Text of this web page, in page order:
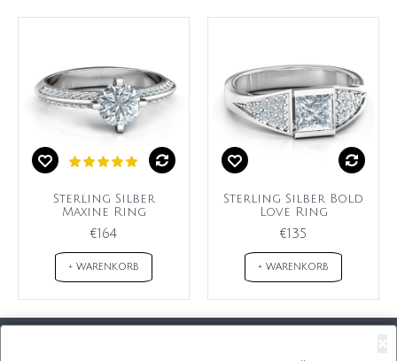
Sterling Silber
Maxine Ring
€164
+ WARENKORB
Sterling Silber Bold
Love Ring
€135
+ WARENKORB